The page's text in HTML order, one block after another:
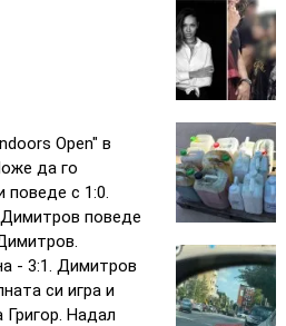
Open" в
да го
поведе с 1:0.
Димитров поведе
- 3:1. Димитров
си игра и
Григор. Надал